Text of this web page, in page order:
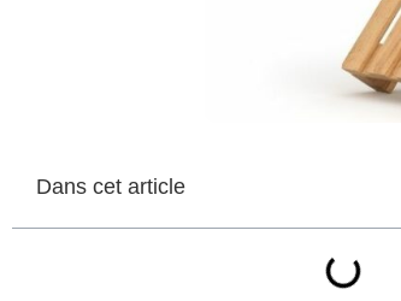
Dans cet article